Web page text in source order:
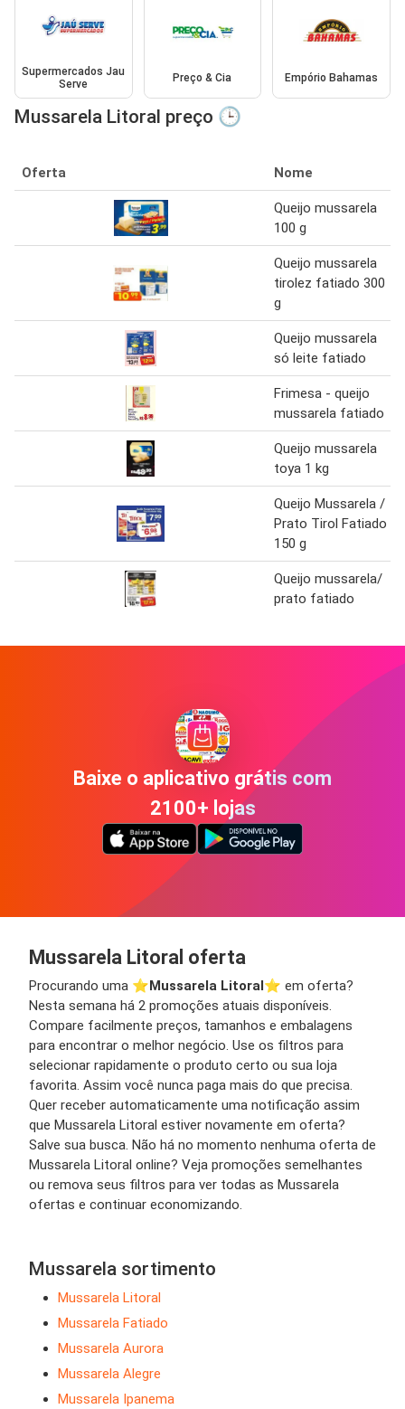
Supermercados Jau
Serve
Preço & Cia Empório Bahamas
Mussarela Litoral preço 🕒
Oferta Nome
Queijo mussarela
100 g
Queijo mussarela
tirolez fatiado 300
g
Queijo mussarela
só leite fatiado
Frimesa - queijo
mussarela fatiado
Queijo mussarela
toya 1 kg
Queijo Mussarela /
Prato Tirol Fatiado
150 g
Queijo mussarela/
prato fatiado
Baixe o aplicativo grátis com
2100+ lojas
Mussarela Litoral oferta
Procurando uma ⭐️Mussarela Litoral⭐️ em oferta?
Nesta semana há 2 promoções atuais disponíveis.
Compare facilmente preços, tamanhos e embalagens
para encontrar o melhor negócio. Use os filtros para
selecionar rapidamente o produto certo ou sua loja
favorita. Assim você nunca paga mais do que precisa.
Quer receber automaticamente uma notificação assim
que Mussarela Litoral estiver novamente em oferta?
Salve sua busca. Não há no momento nenhuma oferta de
Mussarela Litoral online? Veja promoções semelhantes
ou remova seus filtros para ver todas as Mussarela
ofertas e continuar economizando.
Mussarela sortimento
Mussarela Litoral
Mussarela Fatiado
Mussarela Aurora
Mussarela Alegre
Mussarela Ipanema